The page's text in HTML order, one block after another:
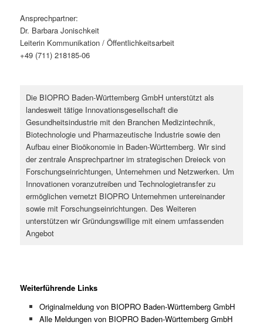
Ansprechpartner:
Dr. Barbara Jonischkeit
Leiterin Kommunikation / Öffentlichkeitsarbeit
+49 (711) 218185-06
Die BIOPRO Baden-Württemberg GmbH unterstützt als
landesweit tätige Innovationsgesellschaft die
Gesundheitsindustrie mit den Branchen Medizintechnik,
Biotechnologie und Pharmazeutische Industrie sowie den
Aufbau einer Bioökonomie in Baden-Württemberg. Wir sind
der zentrale Ansprechpartner im strategischen Dreieck von
Forschungseinrichtungen, Unternehmen und Netzwerken. Um
Innovationen voranzutreiben und Technologietransfer zu
ermöglichen vernetzt BIOPRO Unternehmen untereinander
sowie mit Forschungseinrichtungen. Des Weiteren
unterstützen wir Gründungswillige mit einem umfassenden
Angebot
Weiterführende Links
Originalmeldung von BIOPRO Baden-Württemberg GmbH
Alle Meldungen von BIOPRO Baden-Württemberg GmbH